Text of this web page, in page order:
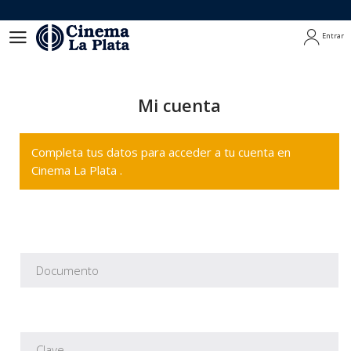
Entrar
Mi cuenta
Completa tus datos para acceder a tu cuenta en
Cinema La Plata .